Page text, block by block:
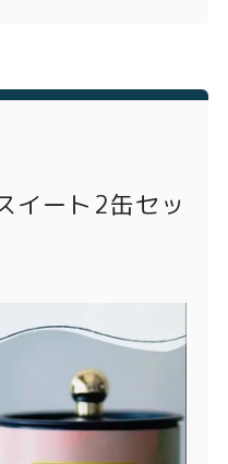
イート2缶セッ